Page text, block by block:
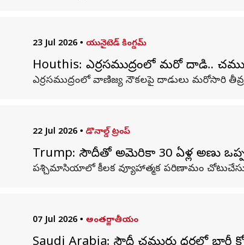
23 Jul 2026 • యునైటెడ్ కింగ్డమ్
Houthis: ఎర్రసముద్రంలో మరో దాడి..
ఎర్రసముద్రంలో వాణిజ్య నౌకలపై దాడులు మరోసారి
22 Jul 2026 • డొనాల్డ్ ట్రంప్
Trump: సౌదీతో అమెరికా 30 ఏళ్ల అణు
పశ్చిమాసియాలో కీలక వ్యూహాత్మక పరిణామం
07 Jul 2026 • అంతర్జాతీయం